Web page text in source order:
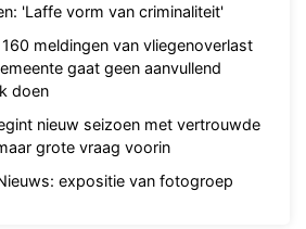
'Laffe vorm van criminaliteit'
meldingen van vliegenoverlast
gaat geen aanvullend
doen
nieuw seizoen met vertrouwde
grote vraag voorin
expositie van fotogroep